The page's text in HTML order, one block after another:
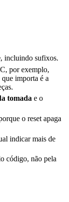
, incluindo sufixos.
por exemplo,
importa é a
tomada e o
o reset apaga
indicar mais de
código, não pela